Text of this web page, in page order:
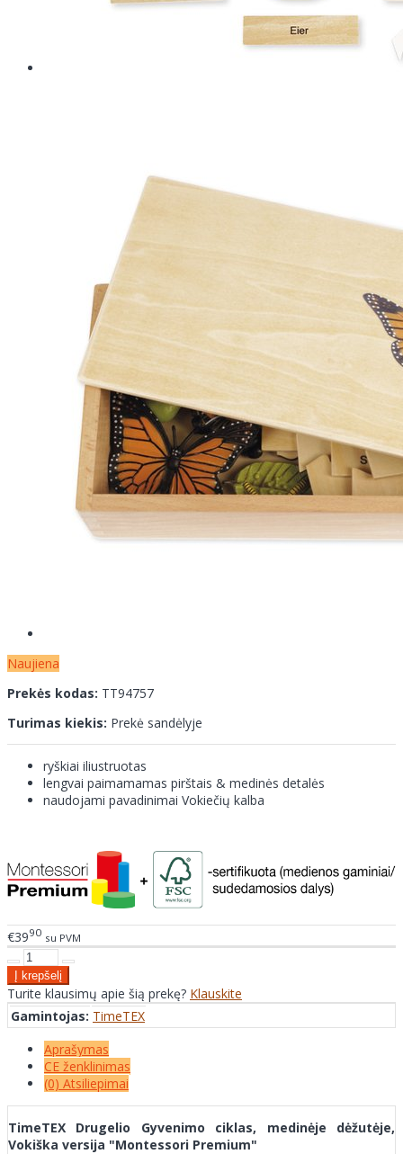
Naujiena
Prekės kodas: TT94757
Turimas kiekis: Prekė sandėlyje
ryškiai iliustruotas
lengvai paimamamas pirštais & medinės detalės
naudojami pavadinimai Vokiečių kalba
€3990 su PVM
Turite klausimų apie šią prekę? Klauskite
Gamintojas: TimeTEX
Aprašymas
CE ženklinimas
(0) Atsiliepimai
TimeTEX Drugelio Gyvenimo ciklas, medinėje dėžutėje,
Vokiška versija "Montessori Premium"